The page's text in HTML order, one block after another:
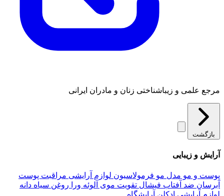
مرجع علمی و زیباشناختی زنان و مادران ایرانی
بازگشت
آرایش و زیبایی
پوست و مو مدل مو فرمولاسیون لوازم آرایشی مراقبت پوست
آبرسان ضد آفتاب فیشال تقویت موی آلوئه‌ ورا روغن سیاه دانه
لوازم آرایشی ادکلن آرایشگاه